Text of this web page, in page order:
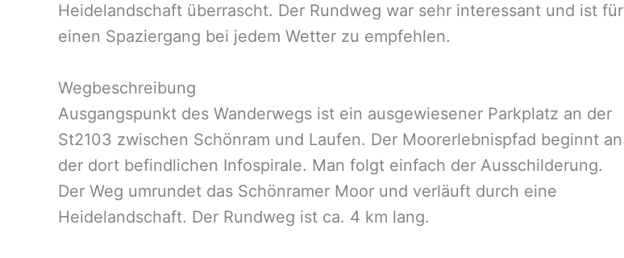
Heidelandschaft überrascht. Der Rundweg war sehr interessant und ist für
einen Spaziergang bei jedem Wetter zu empfehlen.
Wegbeschreibung
Ausgangspunkt des Wanderwegs ist ein ausgewiesener Parkplatz an der
St2103 zwischen Schönram und Laufen. Der Moorerlebnispfad beginnt an
der dort befindlichen Infospirale. Man folgt einfach der Ausschilderung.
Der Weg umrundet das Schönramer Moor und verläuft durch eine
Heidelandschaft. Der Rundweg ist ca. 4 km lang.